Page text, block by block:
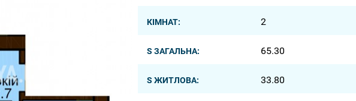
КІМНАТ: 2
S ЗАГАЛЬНА: 65.30
S ЖИТЛОВА: 33.80